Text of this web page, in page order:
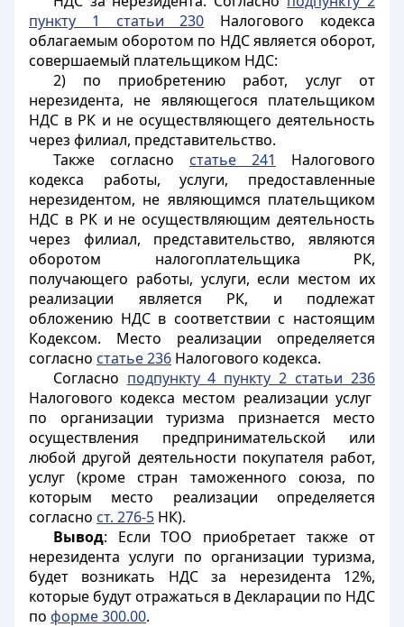
пункту 1 статьи 230 Налогового кодекса
облагаемым оборотом по НДС является оборот,
совершаемый плательщиком НДС:
2) по приобретению работ, услуг от
нерезидента, не являющегося плательщиком
НДС в РК и не осуществляющего деятельность
через филиал, представительство.
Также согласно статье 241
Налогового
кодекса работы, услуги, предоставленные
нерезидентом, не являющимся плательщиком
НДС в РК и не осуществляющим деятельность
через филиал, представительство, являются
оборотом налогоплательщика РК,
получающего работы, услуги, если местом их
реализации является РК, и подлежат
обложению НДС в соответствии с настоящим
Кодексом. Место реализации определяется
согласно статье 236 Налогового кодекса.
Согласно подпункту 4 пункту 2 статьи 236
Налогового кодекса местом реализации услуг
по организации туризма признается место
осуществления предпринимательской или
любой другой деятельности покупателя работ,
услуг (кроме стран таможенного союза, по
которым место реализации определяется
согласно ст. 276-5 НК).
Вывод: Если ТОО приобретает также от
нерезидента услуги по организации туризма,
будет возникать НДС за нерезидента 12%,
которые будут отражаться в Декларации по НДС
по форме 300.00.